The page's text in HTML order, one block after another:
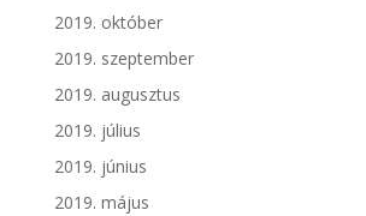
2019. október
2019. szeptember
2019. augusztus
2019. július
2019. június
2019. május